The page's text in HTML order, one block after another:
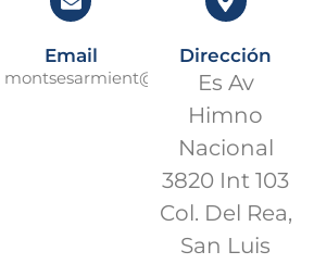
Email
montsesarmient@prow.global
Dirección
Es Av
Himno
Nacional
3820 Int 103
Col. Del Rea,
San Luis